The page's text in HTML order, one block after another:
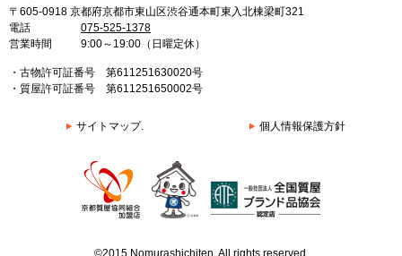
〒605-0918 京都府京都市東山区渋谷通本町東入北棟梁町321
電話
075-525-1378
営業時間
9:00～19:00（日曜定休）
・古物許可証番号 第611251630020号
・質屋許可証番号 第611251650002号
サイトマップ. 個人情報保護方針
©2015 Nomurashichiten. All rights reserved.